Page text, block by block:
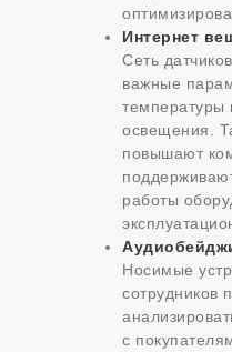
Интернет
Сеть
важные
температуры
освещения.
повышают
работы
Носимые
сотрудников
с